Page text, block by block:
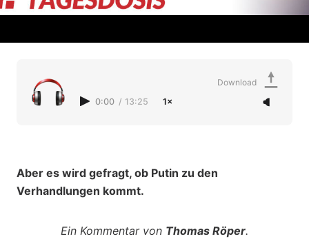
0:00 / 13:25 1×
Download
Aber es wird gefragt, ob Putin zu den
Verhandlungen kommt.
Ein Kommentar von Thomas Röper.